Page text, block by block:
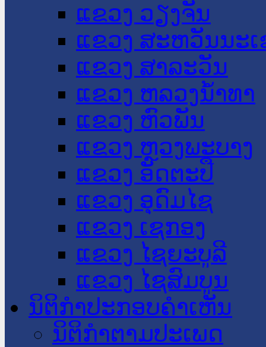
ແຂວງ ວຽງຈັນ
ແຂວງ ສະຫວັນນະ
ແຂວງ ສາລະວັນ
ແຂວງ ຫລວງນໍ້າທາ
ແຂວງ ຫົວພັນ
ແຂວງ ຫຼວງພະບາງ
ແຂວງ ອັດຕະປື
ແຂວງ ອຸດົມໄຊ
ແຂວງ ເຊກອງ
ແຂວງ ໄຊຍະບູລີ
ແຂວງ ໄຊສົມບູນ
ນິຕິກໍາປະກອບຄໍາເຫັນ
ນິຕິກໍາຕາມປະເພດ